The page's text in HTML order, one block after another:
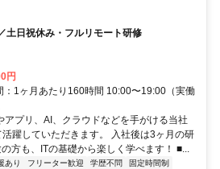
土日祝休み・フルリモート研修
円
：1ヶ月あたり160時間 10:00〜19:00（実働
アプリ、AI、クラウドなどを手がける当社
躍していただきます。 入社後は3ヶ月の研
方も、ITの基礎から楽しく学べます！ ■...
あり フリーター歓迎 学歴不問
固定時間制